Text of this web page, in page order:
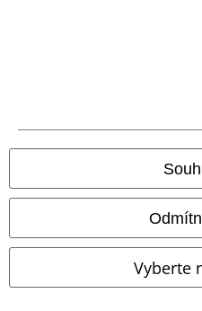
Vyberte
Všechny ceny jsou včetně DPH,
© 1986-2026 EMP Merchandising
Naše online obchody